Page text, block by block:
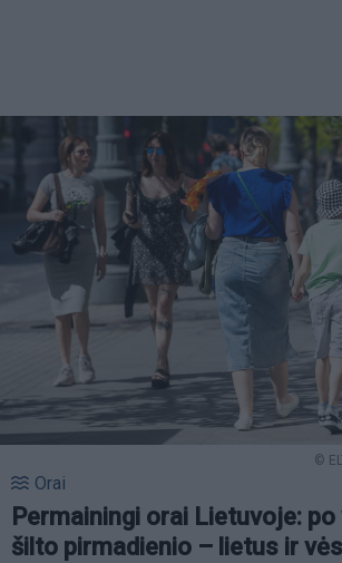
©
Orai
Permainingi orai Lietuvoje:
šilto pirmadienio – lietus ir